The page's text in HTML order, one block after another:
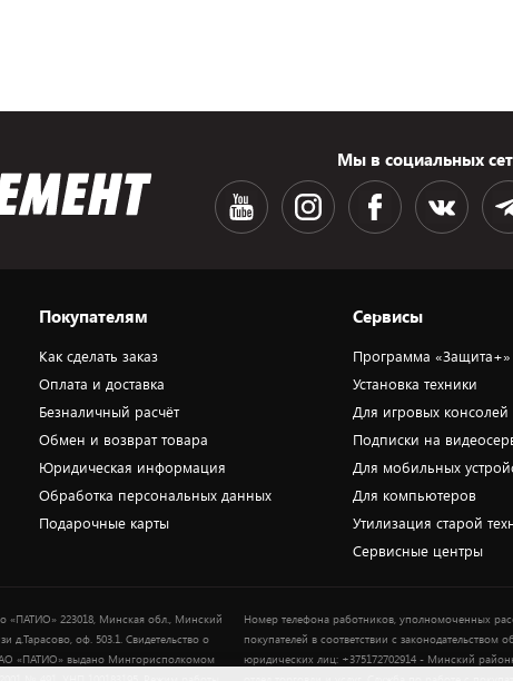
Мы в социальных
Покупателям
Как сделать заказ
Оплата и доставка
Безналичный расчёт
Обмен и возврат товара
Юридическая информация
Обработка персональных данных
Подарочные карты
Сервисы
Программа «Защита+»
Установка техники
Для игровых консолей
Подписки на
Для мобильных
Для компьютеров
Утилизация старой
Сервисные центры
«ПАТИО» 223018, Минская обл., Минский
д.Тарасово, оф. 503.1. Свидетельство о
«ПАТИО» выдано Мингорисполкомом
Номер телефона работников, уполномоченных
покупателей в соответствии с законодательством
юридических лиц: +375172702914 - Минский